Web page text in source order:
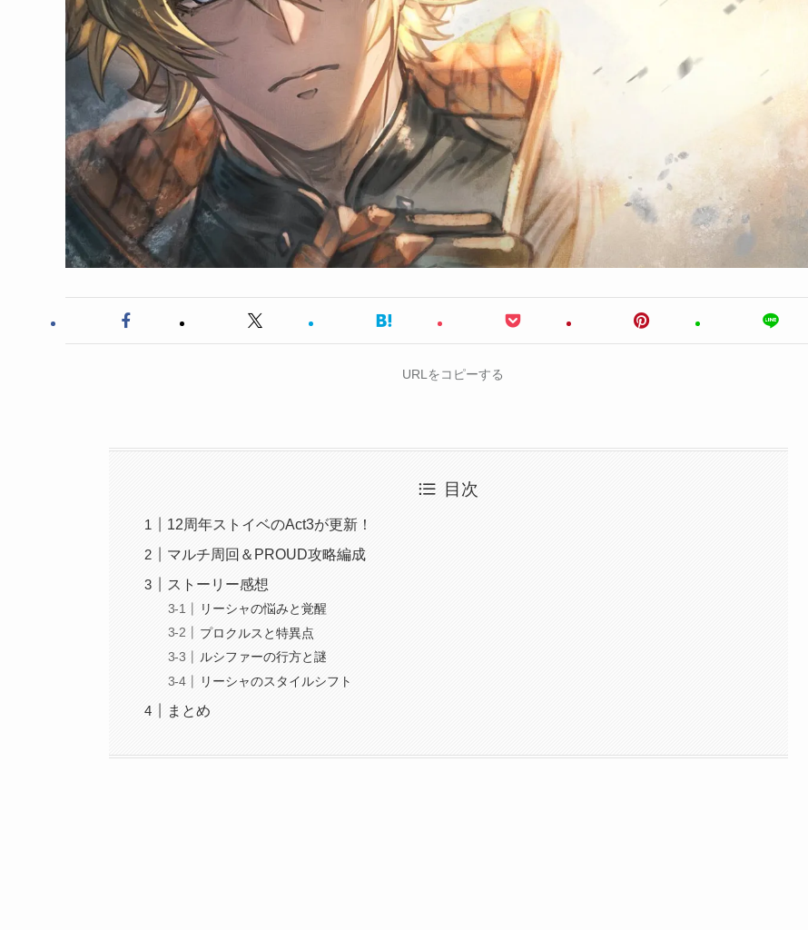
URLをコピーする
目次
12周年ストイベのAct3が更新！
マルチ周回＆PROUD攻略編成
ストーリー感想
リーシャの悩みと覚醒
プロクルスと特異点
ルシファーの行方と謎
リーシャのスタイルシフト
まとめ